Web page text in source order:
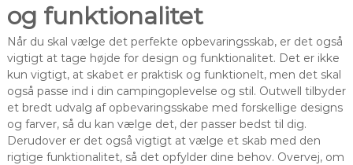
og funktionalitet
Når du skal vælge det perfekte opbevaringsskab, er det også
vigtigt at tage højde for design og funktionalitet. Det er ikke
kun vigtigt, at skabet er praktisk og funktionelt, men det skal
også passe ind i din campingoplevelse og stil. Outwell tilbyder
et bredt udvalg af opbevaringsskabe med forskellige designs
og farver, så du kan vælge det, der passer bedst til dig.
Derudover er det også vigtigt at vælge et skab med den
rigtige funktionalitet, så det opfylder dine behov. Overvej, om